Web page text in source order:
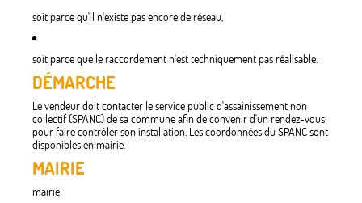
soit parce qu'il n'existe pas encore de réseau,
soit parce que le raccordement n'est techniquement pas réalisable.
DÉMARCHE
Le vendeur doit contacter le service public d'assainissement non
collectif (SPANC) de sa commune afin de convenir d'un rendez-vous
pour faire contrôler son installation. Les coordonnées du SPANC sont
disponibles en mairie.
MAIRIE
mairie